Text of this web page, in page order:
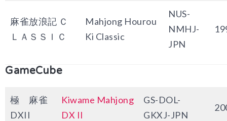
麻雀放浪記 Ｃ
ＬＡＳＳＩＣ
Mahjong Hourou
Ki Classic
NUS-
NMHJ-
JPN
GameCube
極 麻雀
DXII
Kiwame Mahjong
DX II
GS-DOL-
GKXJ-JPN